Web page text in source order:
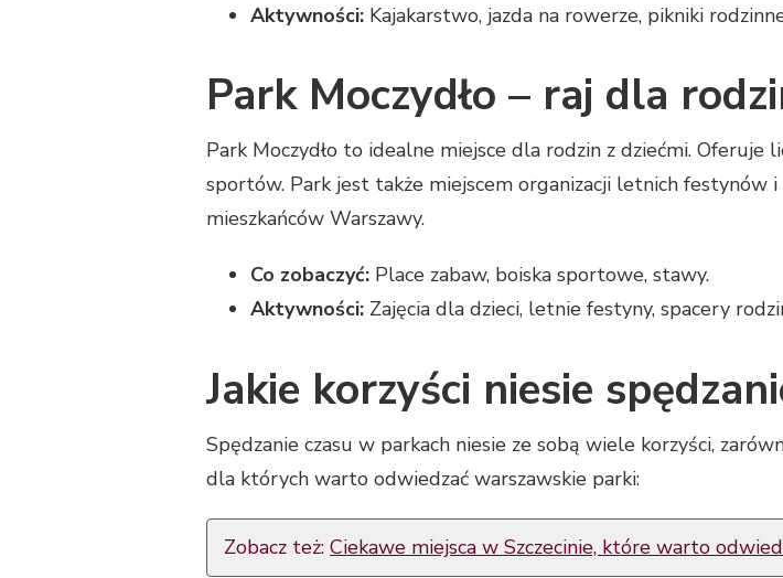
Aktywności: Kajakarstwo, jazda na rowerze, pikniki
Park Moczydło – raj dla
Park Moczydło to idealne miejsce dla rodzin z dziećmi.
sportów. Park jest także miejscem organizacji letnich
mieszkańców Warszawy.
Co zobaczyć: Place zabaw, boiska sportowe, stawy.
Aktywności: Zajęcia dla dzieci, letnie festyny, spacery
Jakie korzyści niesie
Spędzanie czasu w parkach niesie ze sobą wiele korzyści,
dla których warto odwiedzać warszawskie parki:
Zobacz też: Ciekawe miejsca w Szczecinie, które warto